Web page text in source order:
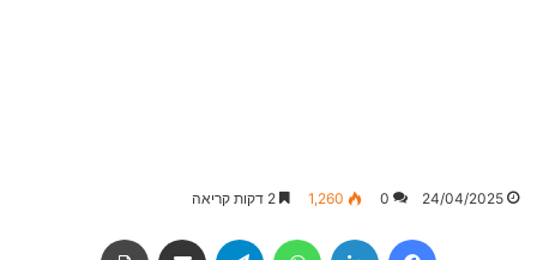
24/04/2025
0
1,260
Facebook
LinkedIn
WhatsApp
Telegram שיתוף באמצעות מייל